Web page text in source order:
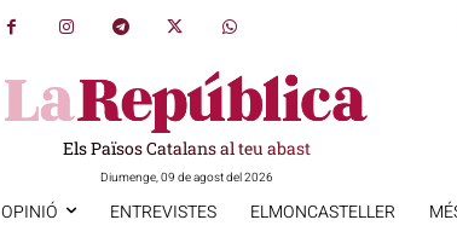
Els Països Catalans al teu abast
Diumenge, 09 de agost del 2026
OPINIÓ ENTREVISTES ELMONCASTELLER